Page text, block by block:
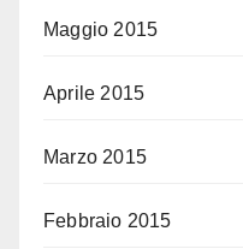
Maggio 2015
Aprile 2015
Marzo 2015
Febbraio 2015